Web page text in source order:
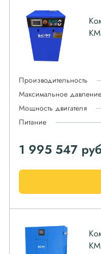
Производительность
Максимальное давление
Мощность двигателя
Питание
1 995 547 руб